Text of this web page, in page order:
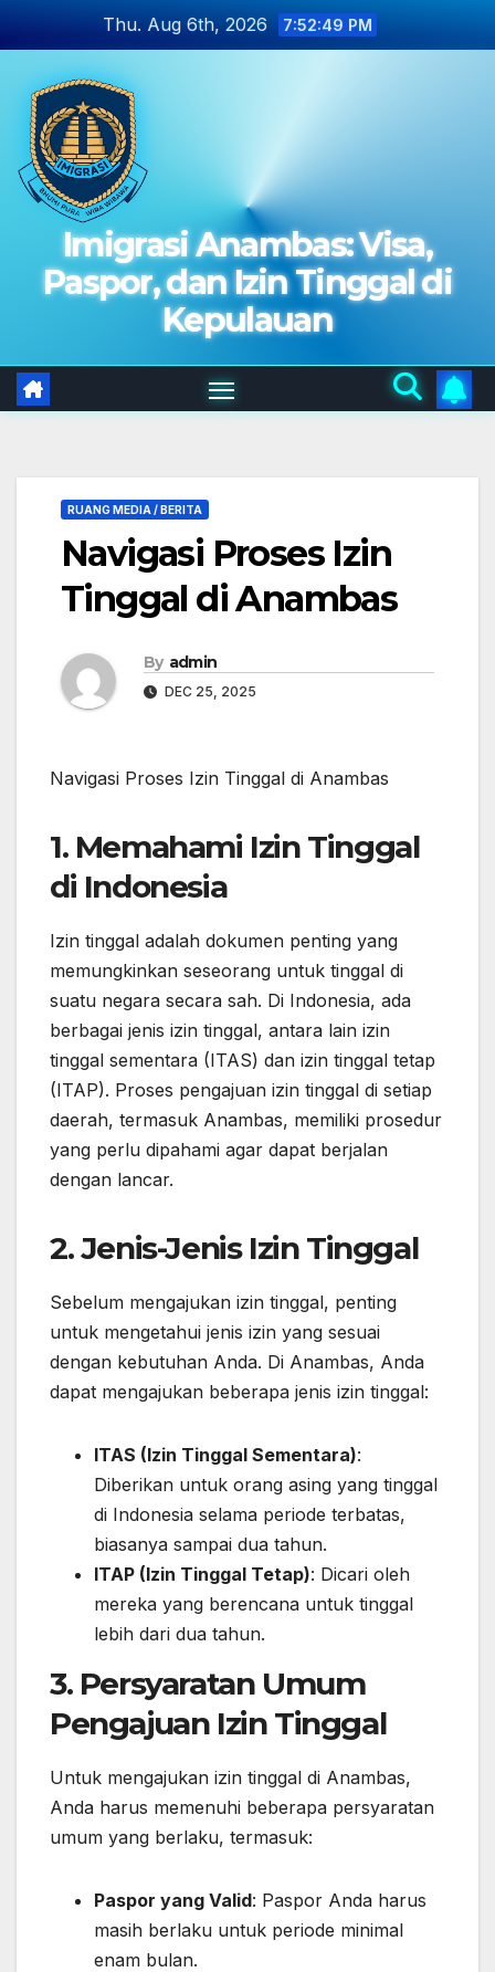
to
content
Thu. Aug 6th, 2026 7:52:51 PM
Imigrasi Anambas: Visa,
Paspor, dan Izin Tinggal di
Kepulauan
RUANG MEDIA / BERITA
Navigasi Proses Izin
Tinggal di Anambas
By admin
DEC 25, 2025
Navigasi Proses Izin Tinggal di Anambas
1. Memahami Izin Tinggal
di Indonesia
Izin tinggal adalah dokumen penting yang
memungkinkan seseorang untuk tinggal di
suatu negara secara sah. Di Indonesia, ada
berbagai jenis izin tinggal, antara lain izin
tinggal sementara (ITAS) dan izin tinggal tetap
(ITAP). Proses pengajuan izin tinggal di setiap
daerah, termasuk Anambas, memiliki prosedur
yang perlu dipahami agar dapat berjalan
dengan lancar.
2. Jenis-Jenis Izin Tinggal
Sebelum mengajukan izin tinggal, penting
untuk mengetahui jenis izin yang sesuai
dengan kebutuhan Anda. Di Anambas, Anda
dapat mengajukan beberapa jenis izin tinggal:
ITAS (Izin Tinggal Sementara):
Diberikan untuk orang asing yang tinggal
di Indonesia selama periode terbatas,
biasanya sampai dua tahun.
ITAP (Izin Tinggal Tetap): Dicari oleh
mereka yang berencana untuk tinggal
lebih dari dua tahun.
3. Persyaratan Umum
Pengajuan Izin Tinggal
Untuk mengajukan izin tinggal di Anambas,
Anda harus memenuhi beberapa persyaratan
umum yang berlaku, termasuk:
Paspor yang Valid: Paspor Anda harus
masih berlaku untuk periode minimal
enam bulan.